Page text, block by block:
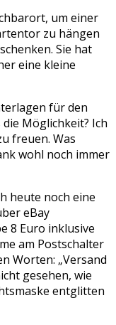
um einer
zu hängen
Sie hat
eine kleine
für den
Möglichkeit? Ich
freuen. Was
wohl noch immer
heute noch eine
eBay
8 Euro inklusive
am Postschalter
Worten: „Versand
gesehen, wie
entglitten